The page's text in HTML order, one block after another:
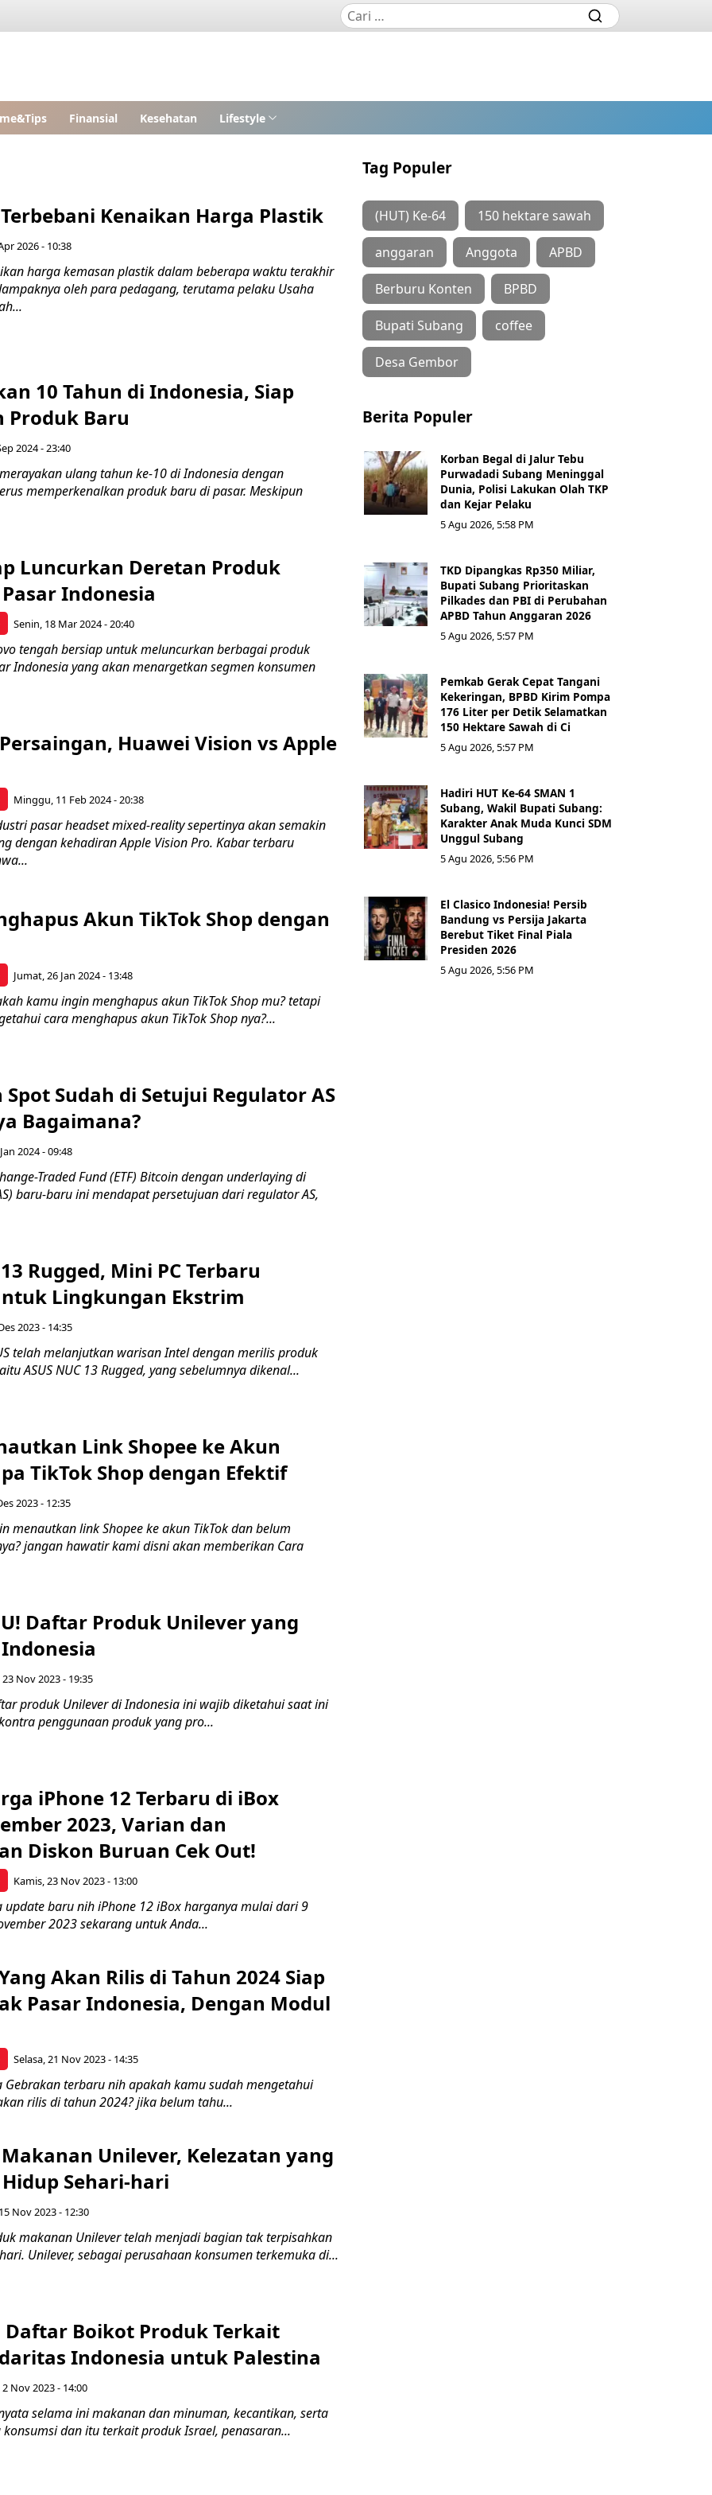
Finansial Kesehatan Lifestyle
Kenaikan Harga Plastik
2026 - 10:38
harga kemasan plastik dalam beberapa waktu terakhir
oleh para pedagang, terutama pelaku Usaha
10 Tahun di Indonesia, Siap
Produk Baru
2024 - 23:40
ulang tahun ke-10 di Indonesia dengan
memperkenalkan produk baru di pasar. Meskipun
Luncurkan Deretan Produk
Indonesia
Senin, 18 Mar 2024 - 20:40
tengah bersiap untuk meluncurkan berbagai produk
Indonesia yang akan menargetkan segmen konsumen
Huawei Vision vs Apple
Minggu, 11 Feb 2024 - 20:38
pasar headset mixed-reality sepertinya akan semakin
dengan kehadiran Apple Vision Pro. Kabar terbaru
Akun TikTok Shop dengan
Jumat, 26 Jan 2024 - 13:48
kamu ingin menghapus akun TikTok Shop mu? tetapi
cara menghapus akun TikTok Shop nya?...
Spot Sudah di Setujui Regulator AS
Bagaimana?
2024 - 09:48
Traded Fund (ETF) Bitcoin dengan underlaying di
baru-baru ini mendapat persetujuan dari regulator AS,
13 Rugged, Mini PC Terbaru
Lingkungan Ekstrim
2023 - 14:35
telah melanjutkan warisan Intel dengan merilis produk
ASUS NUC 13 Rugged, yang sebelumnya dikenal...
Link Shopee ke Akun
TikTok Shop dengan Efektif
2023 - 12:35
menautkan link Shopee ke akun TikTok dan belum
jangan hawatir kami disni akan memberikan Cara
Daftar Produk Unilever yang
Nov 2023 - 19:35
produk Unilever di Indonesia ini wajib diketahui saat ini
penggunaan produk yang pro...
iPhone 12 Terbaru di iBox
2023, Varian dan
Diskon Buruan Cek Out!
Kamis, 23 Nov 2023 - 13:00
update baru nih iPhone 12 iBox harganya mulai dari 9
2023 sekarang untuk Anda...
Akan Rilis di Tahun 2024 Siap
Pasar Indonesia, Dengan Modul
Selasa, 21 Nov 2023 - 14:35
Gebrakan terbaru nih apakah kamu sudah mengetahui
rilis di tahun 2024? jika belum tahu...
Unilever, Kelezatan yang
Sehari-hari
Nov 2023 - 12:30
makanan Unilever telah menjadi bagian tak terpisahkan
Unilever, sebagai perusahaan konsumen terkemuka di...
Daftar Boikot Produk Terkait
Indonesia untuk Palestina
Nov 2023 - 14:00
selama ini makanan dan minuman, kecantikan, serta
dan itu terkait produk Israel, penasaran...
Tag Populer
(HUT) Ke-64 150 hektare sawah
anggaran Anggota APBD
Berburu Konten BPBD
Bupati Subang coffee
Desa Gembor
Berita Populer
Korban Begal di Jalur Tebu
Purwadadi Subang Meninggal
Dunia, Polisi Lakukan Olah TKP
dan Kejar Pelaku
5 Agu 2026, 5:58 PM
TKD Dipangkas Rp350 Miliar,
Bupati Subang Prioritaskan
Pilkades dan PBI di Perubahan
APBD Tahun Anggaran 2026
5 Agu 2026, 5:57 PM
Pemkab Gerak Cepat Tangani
Kekeringan, BPBD Kirim Pompa
176 Liter per Detik Selamatkan
150 Hektare Sawah di Ci
5 Agu 2026, 5:57 PM
Hadiri HUT Ke-64 SMAN 1
Subang, Wakil Bupati Subang:
Karakter Anak Muda Kunci SDM
Unggul Subang
5 Agu 2026, 5:56 PM
El Clasico Indonesia! Persib
Bandung vs Persija Jakarta
Berebut Tiket Final Piala
Presiden 2026
5 Agu 2026, 5:56 PM